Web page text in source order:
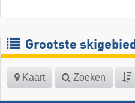
Grootste
Kaart Zoeken